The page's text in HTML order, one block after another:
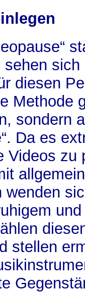
diesen
Methode
sondern
Da es
Videos zu
wenden
stellen